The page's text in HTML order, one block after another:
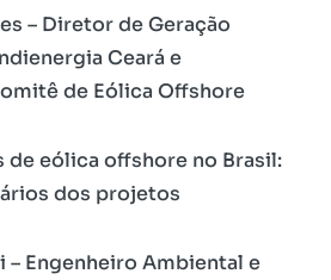
– Diretor de Geração
Ceará e
de Eólica Offshore
eólica offshore no Brasil:
dos projetos
– Engenheiro Ambiental e